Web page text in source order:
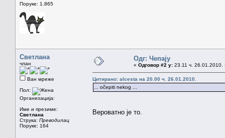
Поруке: 1.865
Светлана
члан
Ван мреже
Пол:
Организација:
Име и презиме:
Светлана
Струка: Преводилац
Поруке: 164
Одг: Чепају
« Одговор #2 у: 23.11 ч. 26.01.2010.
Цитирано: alcesta на 20.00 ч. 26.01.2010.
... očepiti nekog ...
Вероватно је то.